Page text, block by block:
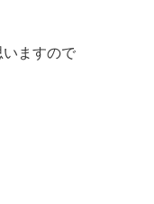
ますので